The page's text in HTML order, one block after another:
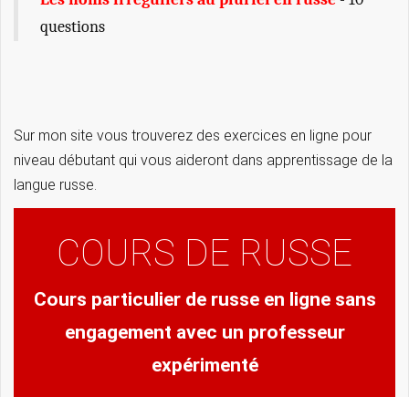
questions
Sur mon site vous trouverez des exercices en ligne pour
niveau débutant qui vous aideront dans apprentissage de la
langue russe.
COURS DE RUSSE
Cours particulier de russe en ligne sans
engagement avec un professeur
expérimenté